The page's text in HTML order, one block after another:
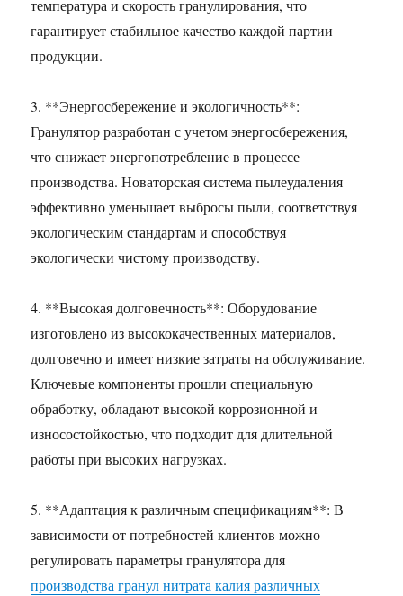
температура и скорость гранулирования, что
гарантирует стабильное качество каждой партии
продукции.
3. **Энергосбережение и экологичность**:
Гранулятор разработан с учетом энергосбережения,
что снижает энергопотребление в процессе
производства. Новаторская система пылеудаления
эффективно уменьшает выбросы пыли, соответствуя
экологическим стандартам и способствуя
экологически чистому производству.
4. **Высокая долговечность**: Оборудование
изготовлено из высококачественных материалов,
долговечно и имеет низкие затраты на обслуживание.
Ключевые компоненты прошли специальную
обработку, обладают высокой коррозионной и
износостойкостью, что подходит для длительной
работы при высоких нагрузках.
5. **Адаптация к различным спецификациям**: В
зависимости от потребностей клиентов можно
регулировать параметры гранулятора для
производства гранул нитрата калия различных